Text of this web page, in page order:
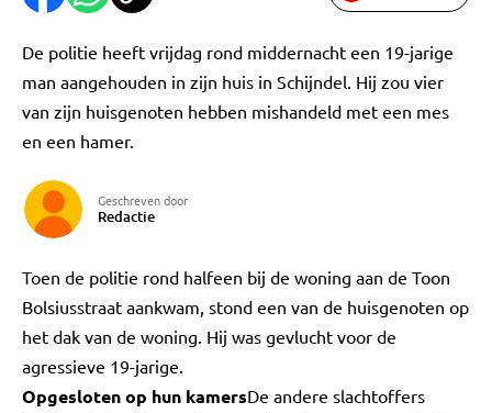
De politie heeft vrijdag rond middernacht een 19-jarige
man aangehouden in zijn huis in Schijndel. Hij zou vier
van zijn huisgenoten hebben mishandeld met een mes
en een hamer.
Geschreven door
Redactie
Toen de politie rond halfeen bij de woning aan de Toon
Bolsiusstraat aankwam, stond een van de huisgenoten op
het dak van de woning. Hij was gevlucht voor de
agressieve 19-jarige.
Opgesloten op hun kamersDe andere slachtoffers